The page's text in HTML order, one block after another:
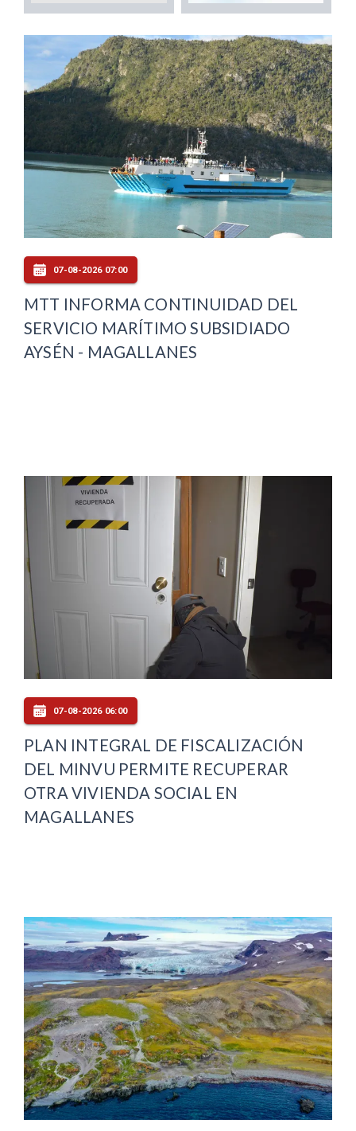
07-08-2026 07:00
MTT INFORMA CONTINUIDAD DEL
SERVICIO MARÍTIMO SUBSIDIADO
AYSÉN - MAGALLANES
07-08-2026 06:00
PLAN INTEGRAL DE FISCALIZACIÓN
DEL MINVU PERMITE RECUPERAR
OTRA VIVIENDA SOCIAL EN
MAGALLANES